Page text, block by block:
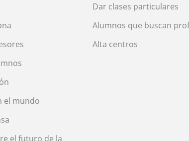
el mundo
el futuro de la
Dar clases particulares
Alumnos que buscan
Alta centros